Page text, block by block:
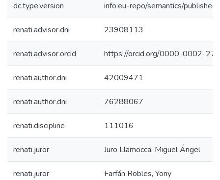
dc.type.version info:eu-repo/semantics/
renati.advisor.dni 23908113
renati.advisor.orcid https://orcid.org/0000-0002-
renati.author.dni 42009471
renati.author.dni 76288067
renati.discipline 111016
renati.juror Juro Llamocca, Miguel Ángel
renati.juror Farfán Robles, Yony